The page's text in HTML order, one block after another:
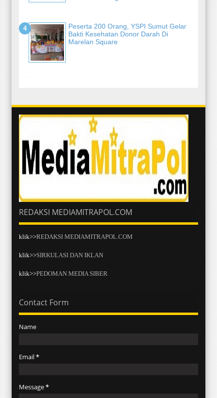
Peserta 200 Orang, YSPI Sumut Gelar
Bakti Kesehatan Donor Darah Di
Marelan Square
-
REDAKSI MEDIAMITRAPOL.COM
klik>>REDAKSI MEDIAMITRAPOL.COM
klik>>SIRKULASI DAN IKLAN
klik>>PEDOMAN MEDIA SIBER
Contact Form
Name
Email*
Message*